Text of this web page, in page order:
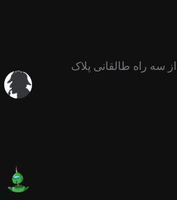
سه راه طالقانی پلاک